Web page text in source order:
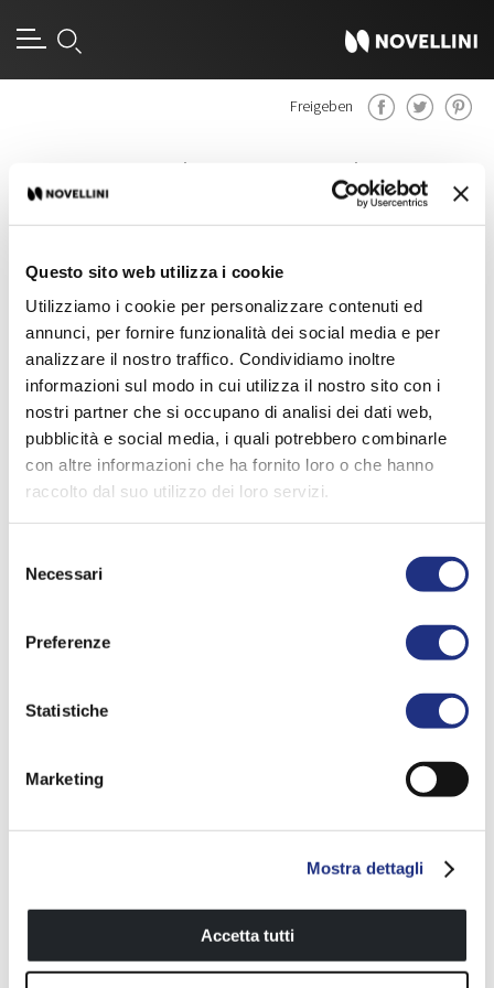
Questo sito web utilizza i cookie
Utilizziamo i cookie per personalizzare contenuti ed
annunci, per fornire funzionalità dei social media e per
analizzare il nostro traffico. Condividiamo inoltre
informazioni sul modo in cui utilizza il nostro sito con i
nostri partner che si occupano di analisi dei dati web,
pubblicità e social media, i quali potrebbero combinarle
con altre informazioni che ha fornito loro o che hanno
raccolto dal suo utilizzo dei loro servizi.
delNecessari
Preferenze
Statistiche
Marketing
Mostra dettagli
Accetta tutti
Freigeben
Giada H Edge
Giada H+H Kit Edge Giada HA